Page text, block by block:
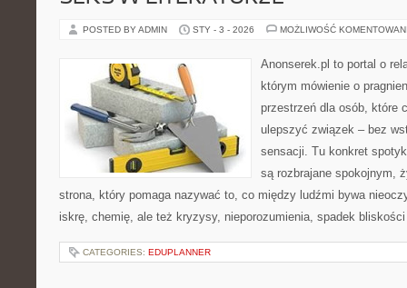
POSTED BY ADMIN STY - 3 - 2026 MOŻLIWOŚĆ
Anonserek.pl to portal o
którym mówienie o
przestrzeń dla osób, które
ulepszyć związek – bez
sensacji. Tu konkret
są rozbrajane spokojnym,
strona, który pomaga nazywać to, co między ludźmi bywa
iskrę, chemię, ale też kryzysy, nieporozumienia, spadek
CATEGORIES: EDUPLANNER